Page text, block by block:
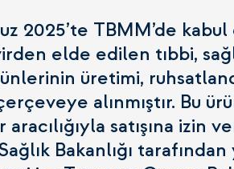
2025’te TBMM’de
elde edilen tıbbi,
üretimi,
alınmıştır. Bu
satışına izin
Bakanlığı